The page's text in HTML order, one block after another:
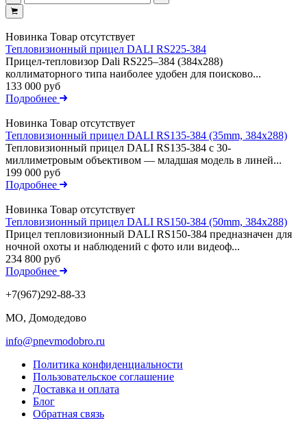
Новинка Товар отсутствует
Тепловизионный прицел DALI RS225-384
Прицел-тепловизор Dali RS225–384 (384x288)
коллиматорного типа наиболее удобен для поисково...
133 000 руб
Подробнее
Новинка Товар отсутствует
Тепловизионный прицел DALI RS135-384 (35mm, 384x288)
Тепловизионный прицел DALI RS135-384 с 30-
миллиметровым объективом — младшая модель в линей...
199 000 руб
Подробнее
Новинка Товар отсутствует
Тепловизионный прицел DALI RS150-384 (50mm, 384x288)
Прицел тепловизионный DALI RS150-384 предназначен для
ночной охоты и наблюдений с фото или видеоф...
234 800 руб
Подробнее
+7(967)292-88-33
МО, Домодедово
info@pnevmodobro.ru
Политика конфиденциальности
Пользовательское соглашение
Доставка и оплата
Блог
Обратная связь